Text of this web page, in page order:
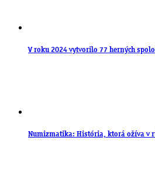
V roku 2024 vytvorilo 77 herných
Numizmatika: História, ktorá ožíva v